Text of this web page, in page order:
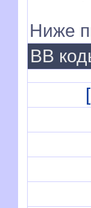
Ниже
BB